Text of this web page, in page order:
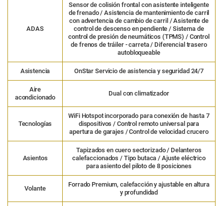
ADAS
Sensor de colisión frontal con asistente inteligente
de frenado / Asistencia de mantenimiento de carril
con advertencia de cambio de carril / Asistente de
control de descenso en pendiente / Sistema de
control de presión de neumáticos (TPMS) / Control
de frenos de tráiler - carreta / Diferencial trasero
autobloqueable
Asistencia OnStar Servicio de asistencia y seguridad 24/7
Aire
acondicionado
Dual con climatizador
Tecnologías
WiFi Hotspot incorporado para conexión de hasta 7
dispositivos / Control remoto universal para
apertura de garajes / Control de velocidad crucero
Asientos
Tapizados en cuero sectorizado / Delanteros
calefaccionados / Tipo butaca / Ajuste eléctrico
para asiento del piloto de 8 posiciones
Volante
Forrado Premium, calefacción y ajustable en altura
y profundidad